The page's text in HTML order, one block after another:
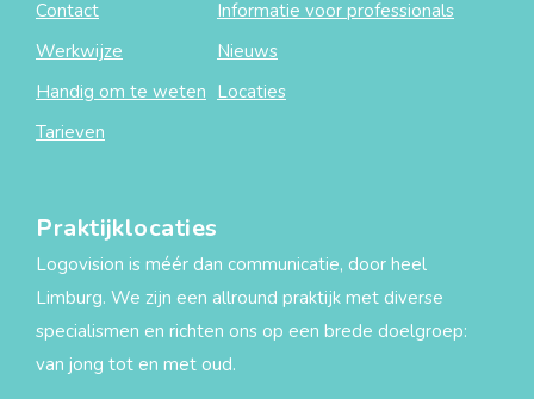
Contact
Werkwijze
Handig om te weten
Tarieven
Informatie voor professionals
Nieuws
Locaties
Praktijklocaties
Logovision is méér dan communicatie, door heel
Limburg. We zijn een allround praktijk met diverse
specialismen en richten ons op een brede doelgroep:
van jong tot en met oud.